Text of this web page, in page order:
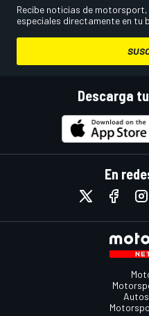
Recibe noticias de
especiales directamente en tu
Descarga
En